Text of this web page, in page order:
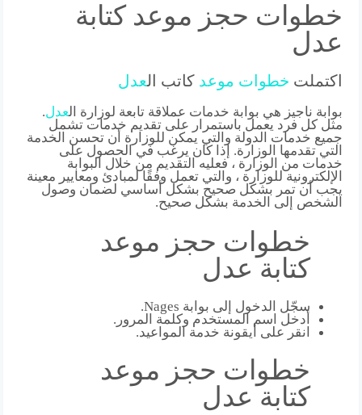
خطوات حجز موعد كتابة
عدل
اكتملت خطوات موعد كاتب العدل
بوابة ناجيز هي بوابة خدمات عملاقة تابعة لوزارة ال عدل
مثل كل فرد يعمل باستمرار على تقديم خدمات تشمل
جميع خدمات الدولة والتي يمكن للوزارة أن تحسن الخدمة
التي تقدمها الوزارة. إذا كان يرغب في الحصول على
خدمات من الوزارة ، فعليه التقديم من خلال البوابة
الإلكترونية للوزارة ، والتي تعمل وفقًا لمبادئ ومعايير معينة
يجب أن تمر بشكل صحيح بشكل أساسي لضمان وصول
الشخص إلى الخدمة بشكل صحيح.
خطوات حجز موعد
كتابة عدل
سجّل الدخول إلى بوابة Nages.
أدخل اسم المستخدم وكلمة المرور.
انقر على أيقونة خدمة المواعيد.
خطوات حجز موعد
كتابة عدل